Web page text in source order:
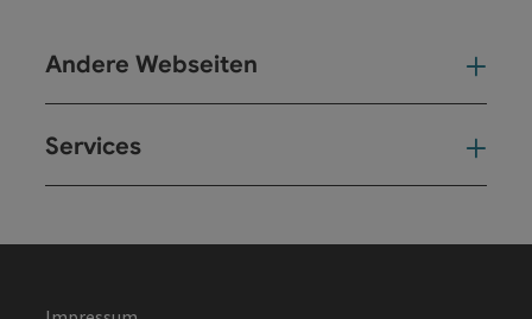
Andere Webseiten
Services